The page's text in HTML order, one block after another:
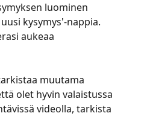
luominen
kysymys'-nappia.
aukeaa
muutama
olet hyvin valaistussa
videolla, tarkista